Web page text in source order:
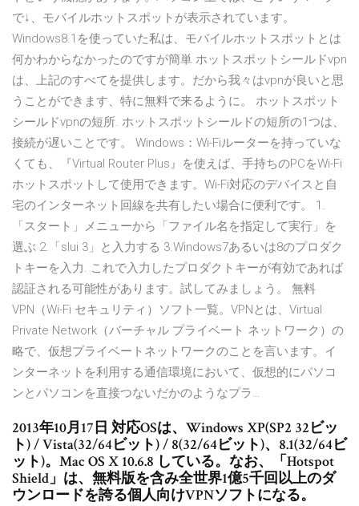
で↓、モバイルホットスポットが表示されています。
Windows8.1を使っていた私は、モバイルホットスポットとは
何かわからなかったのですが簡単 ホットスポットシールドvpn
は、上記のすべてを提供します。だから我々はvpnが良いと思
うことができます、特に無料で来るように。 ホットスポット
シールドvpnの短所. ホットスポットシールドの短所の1つは、
接続が遅いことです。 Windows：Wi-Fiルーターを持っていな
くても、『Virtual Router Plus』を使えば、手持ちのPCをWi-Fi
ホットスポットして使用できます。Wi-Fi対応のデバイスと自
宅のインターネット回線を共有したい場合に便利です。 1.
「スタート」メニューから「ファイル名を指定して実行」を
選ぶ 2.「slui 3」と入力する 3.Windows7あるいは8のプロダク
トキーを入力. これで入力したプロダクトキーが有効であれば
認証される可能性があります。試してみましょう。 無料
VPN（Wi-Fi セキュリティ）ソフト一覧。VPNとは、Virtual
Private Network（バーチャル プライベート ネットワーク）の
略で、仮想プライベートネットワークのことを言います。イ
ンターネットを利用する通信環境において、仮想的にパソコ
ンとパソコンを直接つないだかのようなプラ…
2013年10月17日 対応OSは、Windows XP(SP2 32ビッ
ト) / Vista(32/64ビット) / 8(32/64ビット)、8.1(32/64ビ
ット)。Mac OS X 10.6.8 している。なお、「Hotspot
Shield」は、無料版を含み全世界1億5千回以上のダ
ウンロードを誇る個人向けVPNソフトになる。